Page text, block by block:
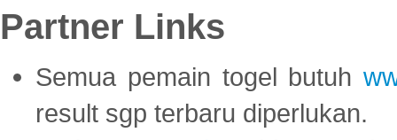
Partner Links
Semua pemain togel butuh
result sgp terbaru diperlukan.